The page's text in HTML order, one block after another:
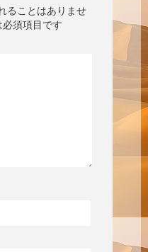
ることはありませ
須項目です